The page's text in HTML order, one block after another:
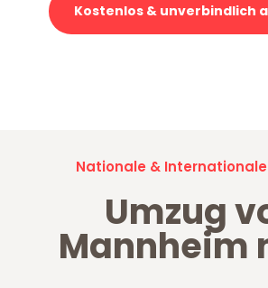
Kostenlos & unverbindlich
Nationale &
Umzug
Mannheim